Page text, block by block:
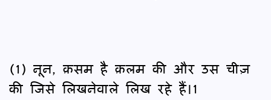
(1) नून, क़सम है क़लम की और उस चीज़
की जिसे लिखनेवाले लिख रहे हैं।1